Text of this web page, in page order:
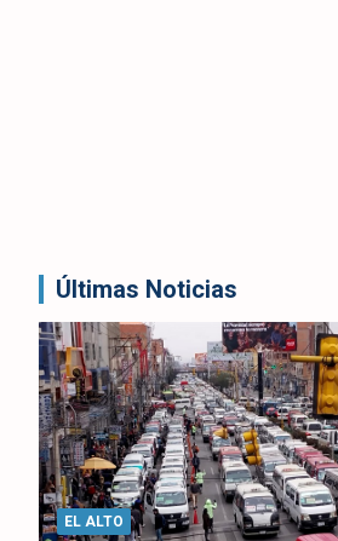
Últimas Noticias
EL ALTO